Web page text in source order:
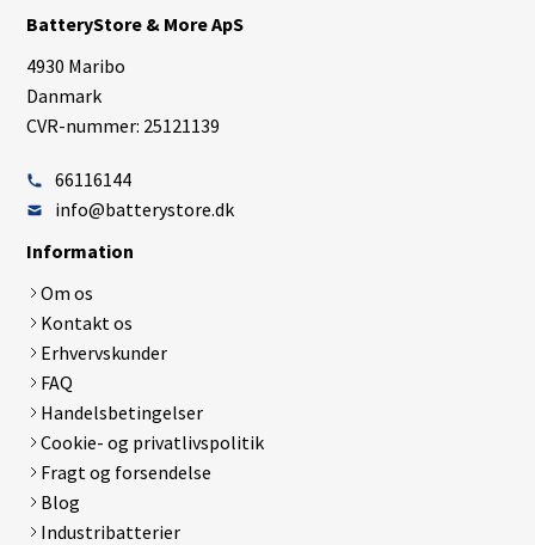
BatteryStore & More ApS
4930 Maribo
Danmark
CVR-nummer: 25121139
66116144
info@batterystore.dk
Information
Om os
Kontakt os
Erhvervskunder
FAQ
Handelsbetingelser
Cookie- og privatlivspolitik
Fragt og forsendelse
Blog
Industribatterier